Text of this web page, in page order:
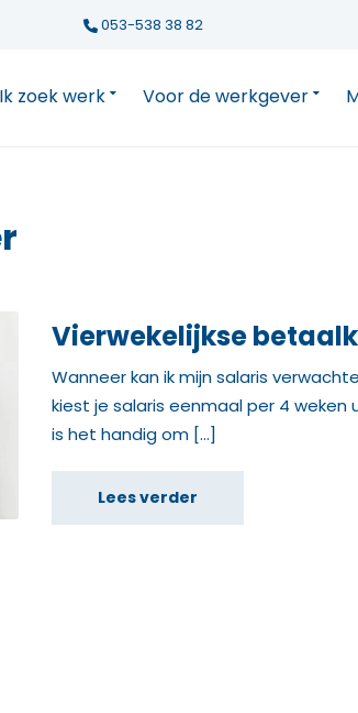
053-538 38 82
Ik zoek werk Voor de werkgever
Vierwekelijkse
Wanneer kan ik mijn salaris
kiest je salaris eenmaal per 4
is het handig om […]
Lees verder